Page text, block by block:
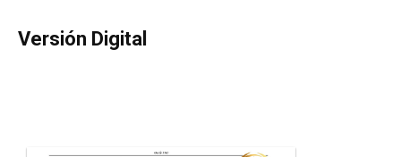
Versión Digital